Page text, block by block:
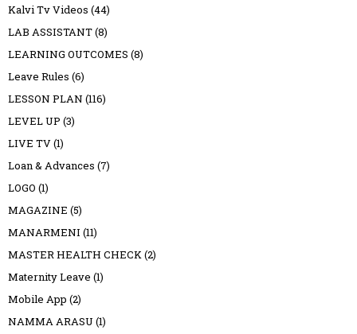
Kalvi Tv Videos (44)
LAB ASSISTANT(8)
LEARNING OUTCOMES (8)
Leave Rules (6)
LESSON PLAN (116)
LEVEL UP (3)
LIVE TV(1)
Loan & Advances (7)
LOGO (1)
MAGAZINE (5)
MANARMENI (11)
MASTER HEALTH CHECK(2)
Maternity Leave (1)
Mobile App (2)
NAMMA ARASU (1)